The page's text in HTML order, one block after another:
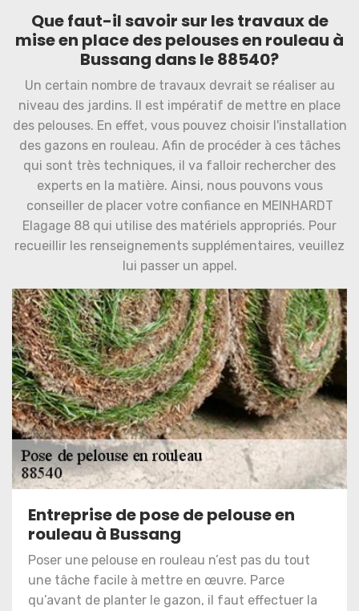
Que faut-il savoir sur les travaux de
mise en place des pelouses en rouleau à
Bussang dans le 88540?
Un certain nombre de travaux devrait se réaliser au
niveau des jardins. Il est impératif de mettre en place
des pelouses. En effet, vous pouvez choisir l'installation
des gazons en rouleau. Afin de procéder à ces tâches
qui sont très techniques, il va falloir rechercher des
experts en la matière. Ainsi, nous pouvons vous
conseiller de placer votre confiance en MEINHARDT
Elagage 88 qui utilise des matériels appropriés. Pour
recueillir les renseignements supplémentaires, veuillez
lui passer un appel.
Entreprise de pose de pelouse en
rouleau à Bussang
Poser une pelouse en rouleau n’est pas du tout
une tâche facile à mettre en œuvre. Parce
qu’avant de planter le gazon, il faut effectuer la